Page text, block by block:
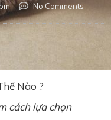
No Comments
Nào ?
cách lựa chọn